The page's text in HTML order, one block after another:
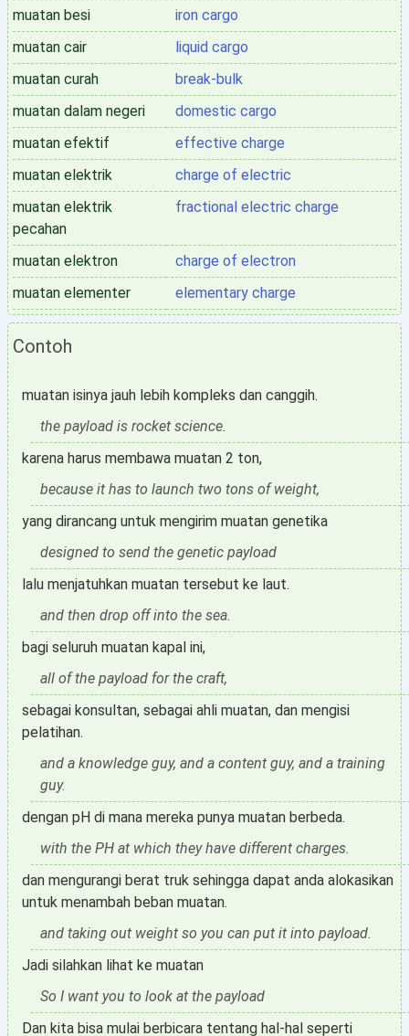
muatan besi
iron cargo
muatan cair
liquid cargo
muatan curah
break-bulk
muatan dalam negeri
domestic cargo
muatan efektif
effective charge
muatan elektrik
charge of electric
muatan elektrik
pecahan
fractional electric charge
muatan elektron
charge of electron
muatan elementer
elementary charge
Contoh
muatan isinya jauh lebih kompleks dan canggih.
the payload is rocket science.
karena harus membawa muatan 2 ton,
because it has to launch two tons of weight,
yang dirancang untuk mengirim muatan genetika
designed to send the genetic payload
lalu menjatuhkan muatan tersebut ke laut.
and then drop off into the sea.
bagi seluruh muatan kapal ini,
all of the payload for the craft,
sebagai konsultan, sebagai ahli muatan, dan mengisi
pelatihan.
and a knowledge guy, and a content guy, and a training
guy.
dengan pH di mana mereka punya muatan berbeda.
with the PH at which they have different charges.
dan mengurangi berat truk sehingga dapat anda alokasikan
untuk menambah beban muatan.
and taking out weight so you can put it into payload.
Jadi silahkan lihat ke muatan
So I want you to look at the payload
Dan kita bisa mulai berbicara tentang hal-hal seperti